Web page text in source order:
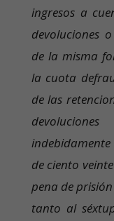
ingresos a
devoluciones
de la misma
la cuota
de las
de ciento
pena de
tanto al